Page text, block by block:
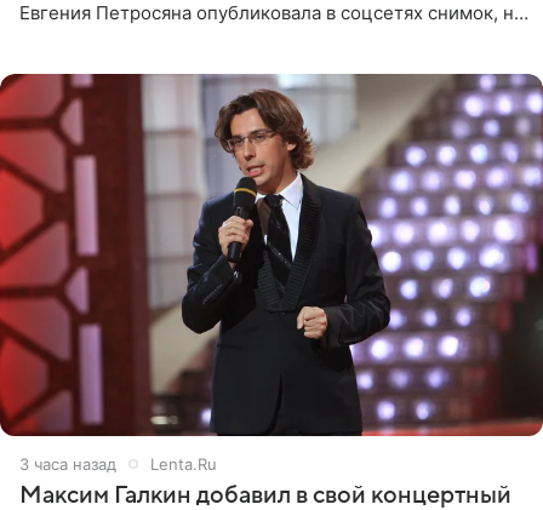
Евгения Петросяна опубликовала в соцсетях снимок, на
3 часа назад Lenta.Ru
Максим Галкин добавил в свой концертный